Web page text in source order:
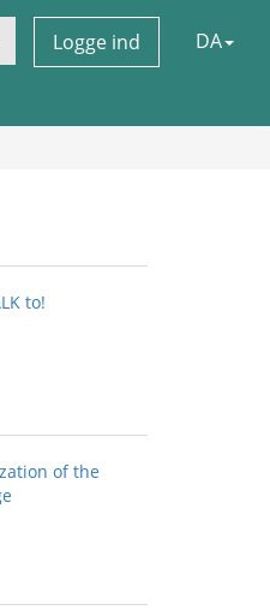
Logge ind DA
to!
of the